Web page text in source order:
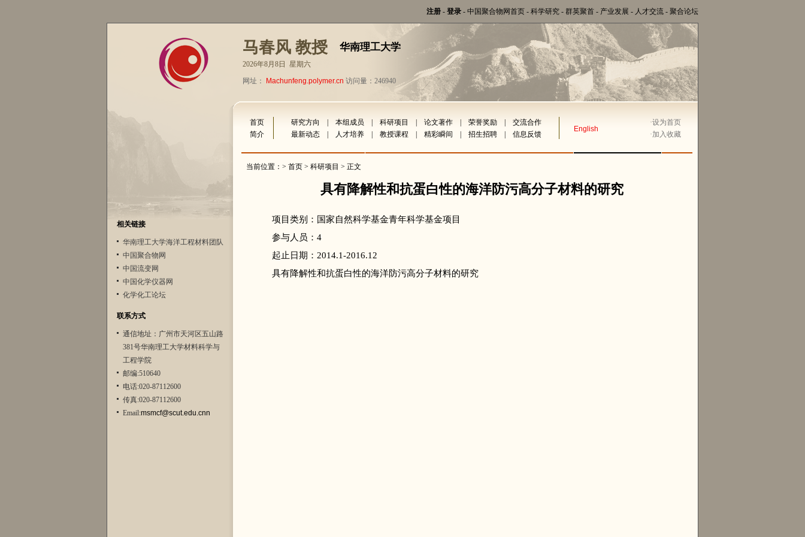
注册 - 登录 - 中国聚合物网首页 - 科学研究 - 群英聚首 - 产业发展 - 人才交流 - 聚合论坛
马春风 教授 华南理工大学
2026年8月8日 星期六
网址：
Machunfeng.polymer.cn 访问量：246940
相关链接
华南理工大学海洋工程材料团队
中国聚合物网
中国流变网
中国化学仪器网
化学化工论坛
联系方式
通信地址：广州市天河区五山路
381号华南理工大学材料科学与
工程学院
邮编:510640
电话:020-87112600
传真:020-87112600
Email:msmcf@scut.edu.cnn
首页 研究方向 本组成员 科研项目 论文著作 荣誉奖励 交流合作
English
·设为首页
简介
最新动态 人才培养 教授课程 精彩瞬间 招生招聘 信息反馈 ·加入收藏
当前位置：> 首页 > 科研项目 > 正文
具有降解性和抗蛋白性的海洋防污高分子材料的研究
项目类别：国家自然科学基金青年科学基金项目
参与人员：4
起止日期：2014.1-2016.12
具有降解性和抗蛋白性的海洋防污高分子材料的研究